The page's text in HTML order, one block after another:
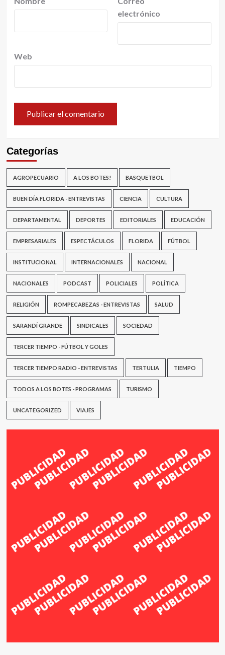
electrónico
Web
Categorías
AGROPECUARIO A LOS BOTES! BASQUETBOL
BUEN DÍA FLORIDA - ENTREVISTAS CIENCIA CULTURA
DEPARTAMENTAL DEPORTES EDITORIALES EDUCACIÓN
EMPRESARIALES ESPECTÁCULOS FLORIDA FÚTBOL
INSTITUCIONAL INTERNACIONALES NACIONAL
NACIONALES PODCAST POLICIALES POLÍTICA
RELIGIÓN ROMPECABEZAS - ENTREVISTAS SALUD
SARANDÍ GRANDE SINDICALES SOCIEDAD
TERCER TIEMPO - FÚTBOL Y GOLES
TERCER TIEMPO RADIO - ENTREVISTAS TERTULIA TIEMPO
TODOS A LOS BOTES - PROGRAMAS TURISMO
UNCATEGORIZED VIAJES